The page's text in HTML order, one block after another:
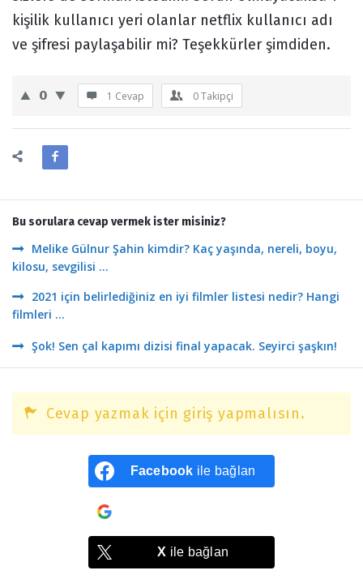
kişilik kullanıcı yeri olanlar netflix kullanıcı adı
ve şifresi paylaşabilir mi? Teşekkürler şimdiden.
0 1 Cevap 0Takipçi
Bu sorulara cevap vermek ister misiniz?
Melike Gülnur Şahin kimdir? Kaç yaşında, nereli, boyu,
kilosu, sevgilisi ...
2021 için belirlediğiniz en iyi filmler listesi nedir? Hangi
filmleri ...
Şok! Sen çal kapımı dizisi final yapacak. Seyirci şaşkın!
Cevap yazmak için giriş yapmalısın.
Facebook ile bağlan
X ile bağlan